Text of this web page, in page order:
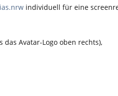
individuell für eine
Avatar-Logo oben rechts),